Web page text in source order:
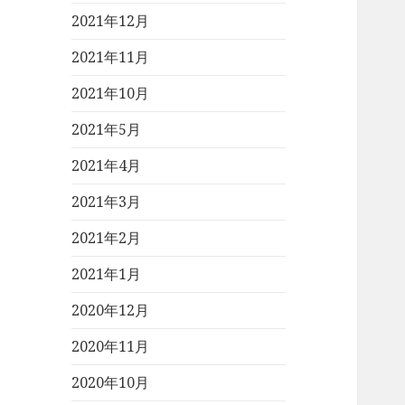
2021年12月
2021年11月
2021年10月
2021年5月
2021年4月
2021年3月
2021年2月
2021年1月
2020年12月
2020年11月
2020年10月